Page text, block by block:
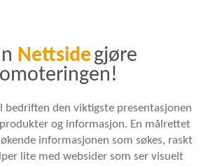
Nettsidegjøre
bedriften den viktigste presentasjonen
og informasjon. En målrettet
informasjonen som søkes, raskt
lite med websider som ser visuelt